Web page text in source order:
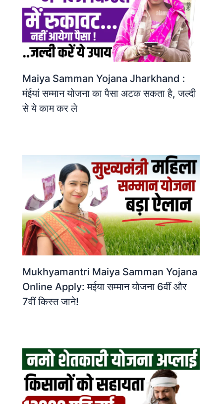
Maiya Samman Yojana Jharkhand :
मंईयां सम्मान योजना का पैसा अटक सकता है, जल्दी
से ये काम कर ले
Mukhyamantri Maiya Samman Yojana
Online Apply: मईया सम्मान योजना 6वीं और
7वीं किस्त जाने!